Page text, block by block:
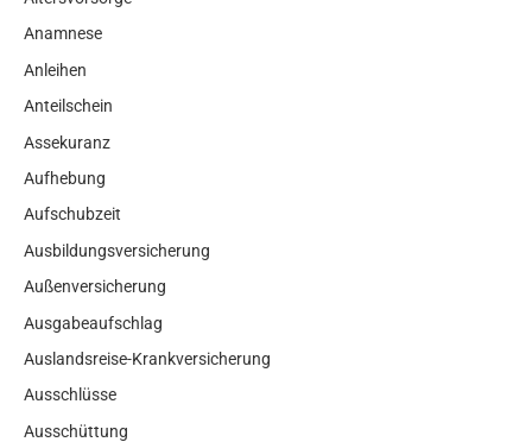
Anamnese
Anleihen
Anteilschein
Assekuranz
Aufhebung
Aufschubzeit
Ausbildungsversicherung
Außenversicherung
Ausgabeaufschlag
Auslandsreise-Krankversicherung
Ausschlüsse
Ausschüttung